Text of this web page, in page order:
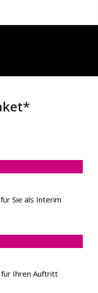
*
Sie als Interim
für Ihren Auftritt